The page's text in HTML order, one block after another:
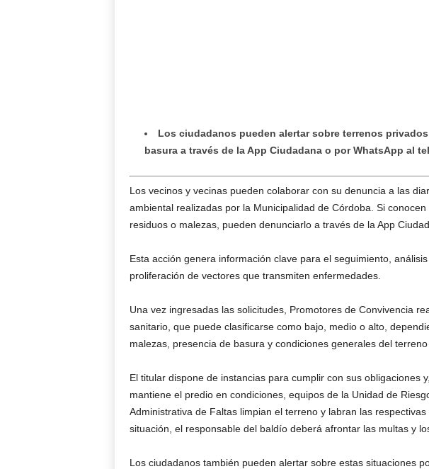
Los ciudadanos pueden alertar sobre terrenos
basura a través de la App Ciudadana o por WhatsApp al
Los vecinos y vecinas pueden colaborar con su denuncia a las
ambiental realizadas por la Municipalidad de Córdoba. Si
residuos o malezas, pueden denunciarlo a través de la App
Esta acción genera información clave para el seguimiento,
proliferación de vectores que transmiten enfermedades.
Una vez ingresadas las solicitudes, Promotores de Convivencia
sanitario, que puede clasificarse como bajo, medio o alto,
malezas, presencia de basura y condiciones generales del terreno
El titular dispone de instancias para cumplir con sus obligaciones
mantiene el predio en condiciones, equipos de la Unidad de
Administrativa de Faltas limpian el terreno y labran las
situación, el responsable del baldío deberá afrontar las multas y
Los ciudadanos también pueden alertar sobre estas situaciones